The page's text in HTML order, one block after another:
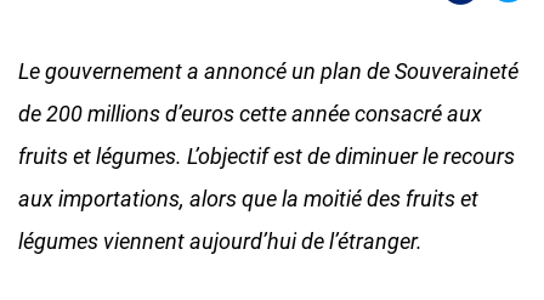
Le gouvernement a annoncé un plan de Souveraineté
de 200 millions d’euros cette année consacré aux
fruits et légumes. L’objectif est de diminuer le recours
aux importations, alors que la moitié des fruits et
légumes viennent aujourd’hui de l’étranger.